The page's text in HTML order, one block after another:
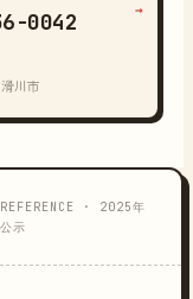
0042
川市
→
REFERENCE · 2025年
公示